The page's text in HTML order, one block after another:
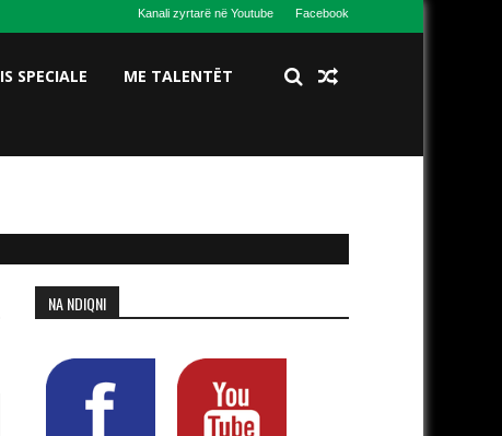
Kanali zyrtarë në Youtube Facebook
IS SPECIALE ME TALENTËT
NA NDIQNI